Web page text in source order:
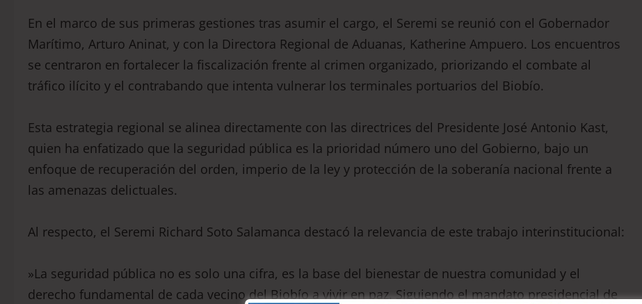
​En el marco de sus primeras gestiones tras asumir el cargo, el Seremi se reunió con el Gobernador
Marítimo, Arturo Aninat, y con la Directora Regional de Aduanas, Katherine Ampuero. Los encuentros
se centraron en fortalecer la fiscalización frente al crimen organizado, priorizando el combate al
tráfico ilícito y el contrabando que intenta vulnerar los terminales portuarios del Biobío.
​Esta estrategia regional se alinea directamente con las directrices del Presidente José Antonio Kast,
quien ha enfatizado que la seguridad pública es la prioridad número uno del Gobierno, bajo un
enfoque de recuperación del orden, imperio de la ley y protección de la soberanía nacional frente a
las amenazas delictuales.
​Al respecto, el Seremi Richard Soto Salamanca destacó la relevancia de este trabajo interinstitucional:
​»La seguridad pública no es solo una cifra, es la base del bienestar de nuestra comunidad y el
derecho fundamental de cada vecino del Biobío a vivir en paz. Siguiendo el mandato presidencial de